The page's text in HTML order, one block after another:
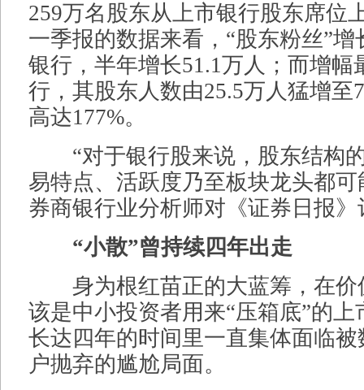
259万名股东从上市银行股东席位
一季报的数据来看，“股东粉丝”
银行，半年增长51.1万人；而增幅
行，其股东人数由25.5万人猛增至
高达177%。
“对于银行股来说，股东结构
易特点、活跃度乃至板块龙头都可
券商银行业分析师对《证券日报
“小散”曾持续四年出走
身为根红苗正的大蓝筹，在价
该是中小投资者用来“压箱底”的
长达四年的时间里一直集体面临
户抛弃的尴尬局面。